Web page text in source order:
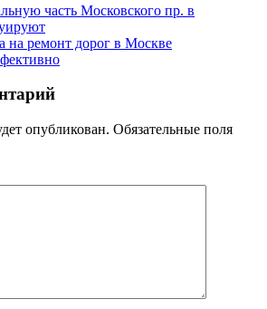
часть Московского пр. в
на ремонт дорог в Москве
опубликован. Обязательные поля